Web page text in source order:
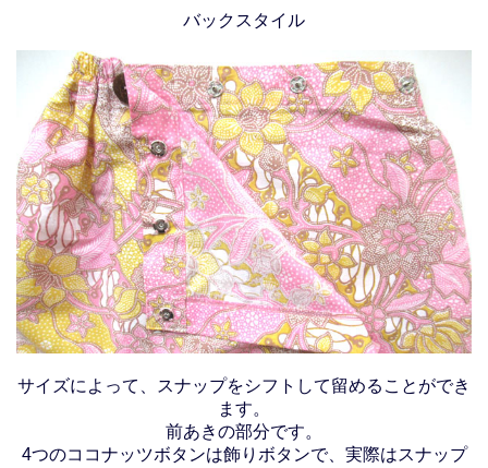
バックスタイル
サイズによって、スナップをシフトして留めることができ
ます。
前あきの部分です。
4つのココナッツボタンは飾りボタンで、実際はスナップ